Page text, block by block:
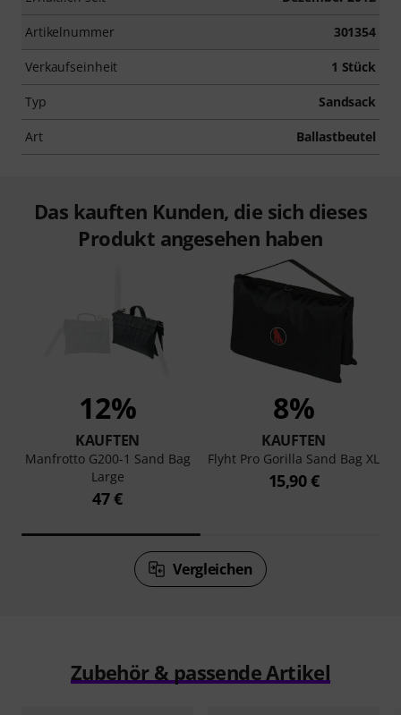
Artikelnummer 301354
Verkaufseinheit 1 Stück
Typ Sandsack
Art Ballastbeutel
Das kauften Kunden, die sich dieses
Produkt angesehen haben
12%
KAUFTEN
Manfrotto G200-1 Sand Bag
Large
47 €
8%
KAUFTEN
Flyht Pro Gorilla Sand Bag XL
15,90 €
Vergleichen
Zubehör & passende Artikel